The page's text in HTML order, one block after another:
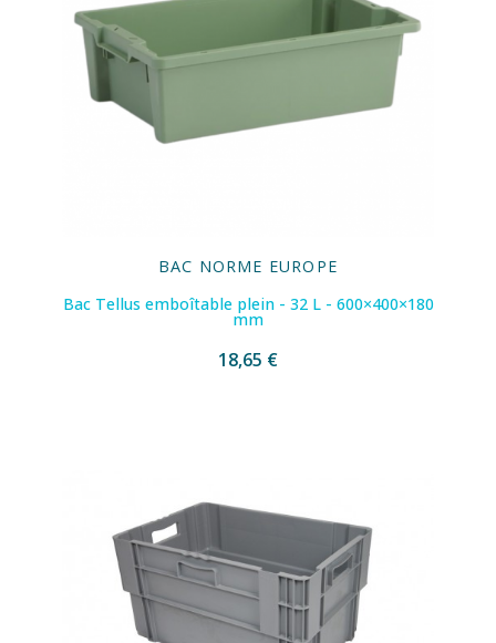
BAC NORME EUROPE
Bac Tellus emboîtable plein - 32 L - 600×400×180
mm
18,65 €